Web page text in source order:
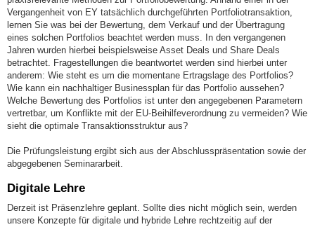
Vergangenheit von EY tatsächlich durchgeführten Portfoliotransaktion,
lernen Sie was bei der Bewertung, dem Verkauf und der Übertragung
eines solchen Portfolios beachtet werden muss. In den vergangenen
Jahren wurden hierbei beispielsweise Asset Deals und Share Deals
betrachtet. Fragestellungen die beantwortet werden sind hierbei unter
anderem: Wie steht es um die momentane Ertragslage des Portfolios?
Wie kann ein nachhaltiger Businessplan für das Portfolio aussehen?
Welche Bewertung des Portfolios ist unter den angegebenen Parametern
vertretbar, um Konflikte mit der EU-Beihilfeverordnung zu vermeiden? Wie
sieht die optimale Transaktionsstruktur aus?
Die Prüfungsleistung ergibt sich aus der Abschlusspräsentation sowie der
abgegebenen Seminararbeit.
Digitale Lehre
Derzeit ist Präsenzlehre geplant. Sollte dies nicht möglich sein, werden
unsere Konzepte für digitale und hybride Lehre rechtzeitig auf der